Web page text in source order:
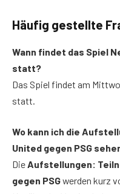
Häufig gestellte
Wann findet das Spiel
statt?
Das Spiel findet am
statt.
Wo kann ich die
United gegen PSG
DieAufstellungen:
gegen PSGwerden kurz